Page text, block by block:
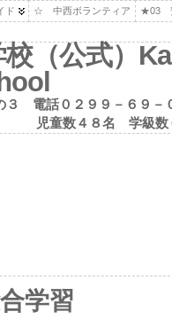
ド ☆ 中西ボランティア ★03
（公式）
電話０２９９－６９－
児童数４８名 学級数６
学習